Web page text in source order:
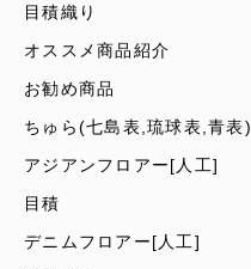
目積織り
オススメ商品紹介
お勧め商品
ちゅら(七島表,琉球表,青表)
アジアンフロアー[人工]
目積
デニムフロアー[人工]